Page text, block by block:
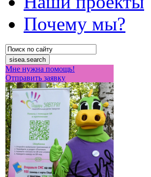
Почему мы?
Мне нужна помощь!
Отправить заявку